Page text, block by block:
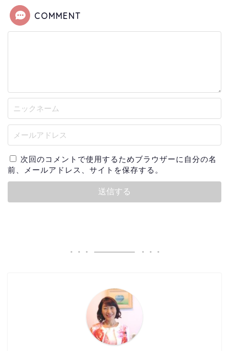
COMMENT
次回のコメントで使用するためブラウザーに自分の名
前、メールアドレス、サイトを保存する。